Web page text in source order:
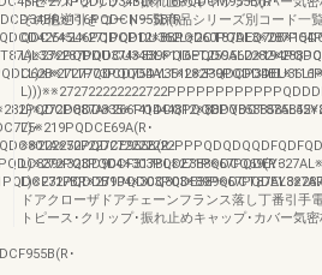
･
･
･
･
･
その他逆引きコード一覧商品シリーズ別コード一
L)･
ドアクローザドアチェーンフランス落し丁番引手
トピース･クリップ･振れ止めキャップ･カバー気